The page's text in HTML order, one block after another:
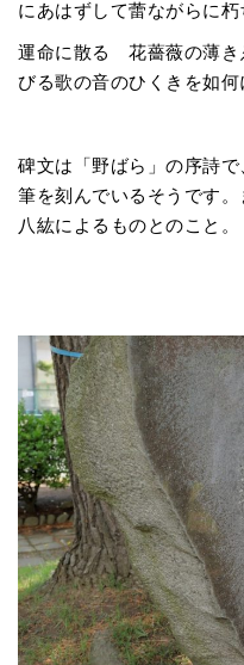
にあはずして蕾ながらに朽
運命に散るゝ花薔薇の薄
びる歌の音のひくきを如何
碑文は「野ばら」の序詩
筆を刻んでいるそうです
八紘によるものとのこと。